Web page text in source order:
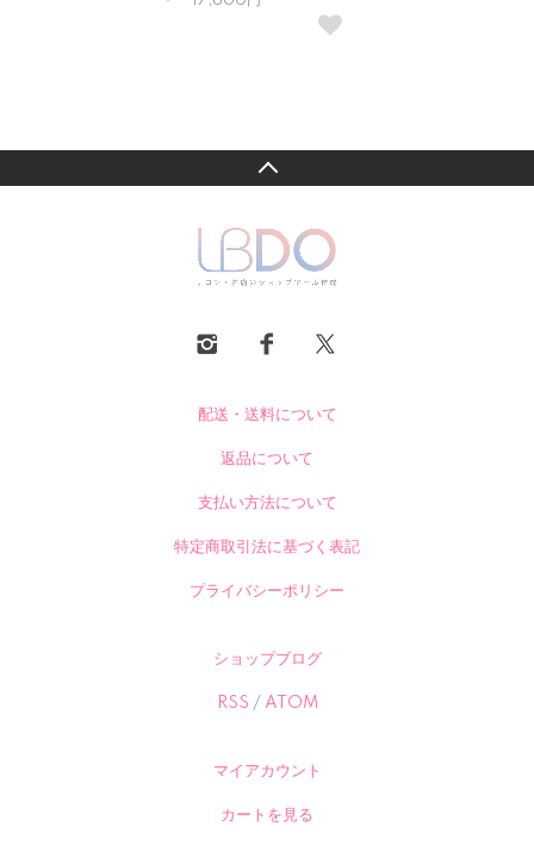
配送・送料について
返品について
支払い方法について
特定商取引法に基づく表記
プライバシーポリシー
ショップブログ
RSS / ATOM
マイアカウント
カートを見る